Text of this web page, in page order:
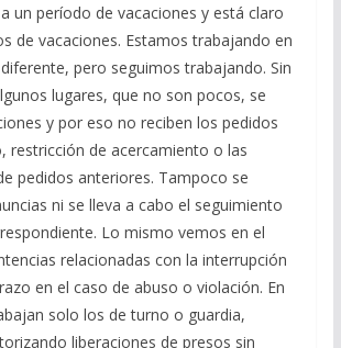
un período de vacaciones y está claro
de vacaciones. Estamos trabajando en
pero seguimos trabajando. Sin
lugares, que no son pocos, se
y por eso no reciben los pedidos
restricción de acercamiento o las
pedidos anteriores. Tampoco se
ni se lleva a cabo el seguimiento
Lo mismo vemos en el
relacionadas con la interrupción
en el caso de abuso o violación. En
solo los de turno o guardia,
liberaciones de presos sin